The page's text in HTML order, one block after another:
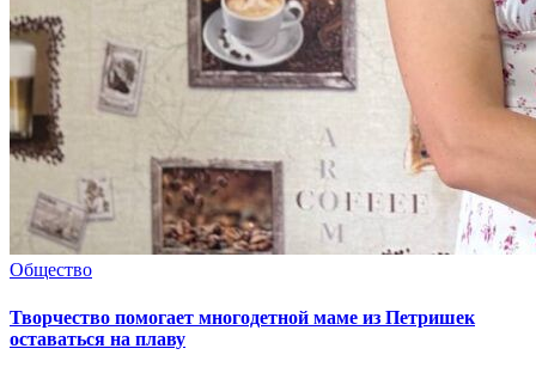
Общество
Творчество помогает многодетной маме из Петришек
оставаться на плаву